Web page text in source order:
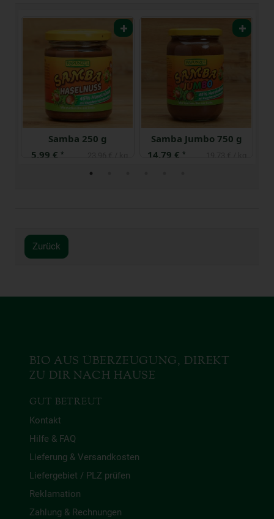
Samba 250 g
5,99 € *
Samba Jumbo 750 g
14,79 € *
Zurück
BIO AUS ÜBERZEUGUNG, DIREKT
ZU DIR NACH HAUSE
GUT BETREUT
Kontakt
Hilfe & FAQ
Lieferung & Versandkosten
Liefergebiet / PLZ prüfen
Reklamation
Zahlung & Rechnungen